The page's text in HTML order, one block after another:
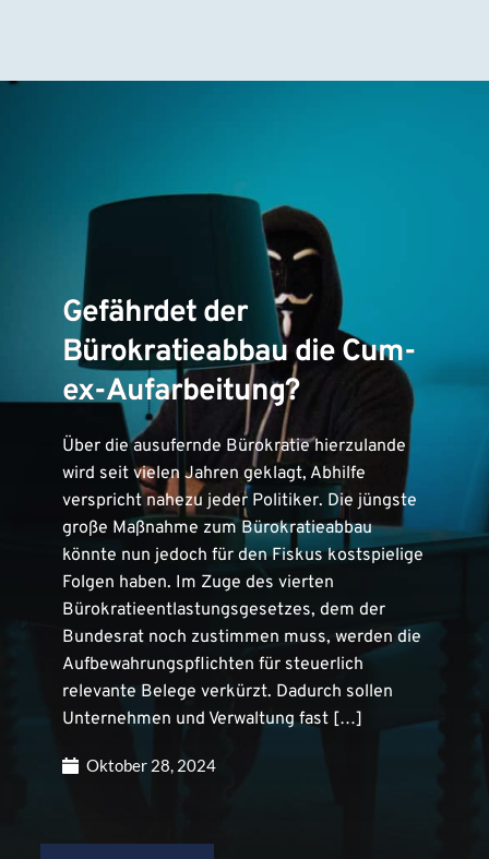
Gefährdet der
Bürokratieabbau die Cum-
ex-Aufarbeitung?
Über die ausufernde Bürokratie hierzulande
wird seit vielen Jahren geklagt, Abhilfe
verspricht nahezu jeder Politiker. Die jüngste
große Maßnahme zum Bürokratieabbau
könnte nun jedoch für den Fiskus kostspielige
Folgen haben. Im Zuge des vierten
Bürokratieentlastungsgesetzes, dem der
Bundesrat noch zustimmen muss, werden die
Aufbewahrungspflichten für steuerlich
relevante Belege verkürzt. Dadurch sollen
Unternehmen und Verwaltung fast […]
Oktober 28, 2024